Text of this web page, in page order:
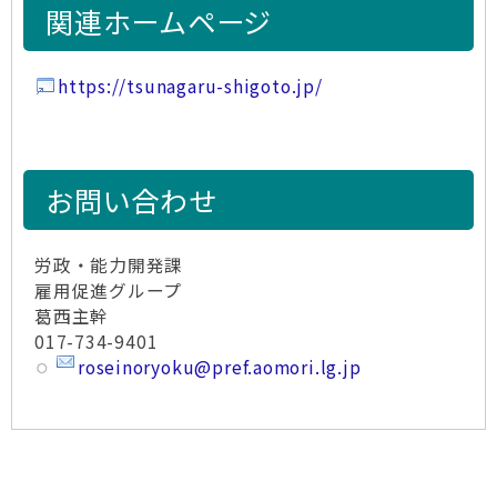
関連ホームページ
https://tsunagaru-shigoto.jp/
お問い合わせ
労政・能力開発課
雇用促進グループ
葛西主幹
017-734-9401
roseinoryoku@pref.aomori.lg.jp